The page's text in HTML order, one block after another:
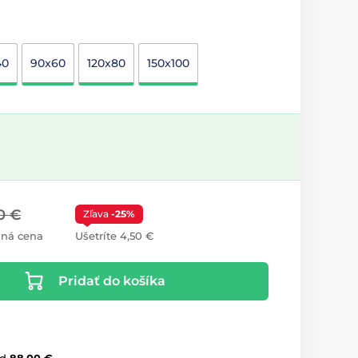
90x60 120x80 150x100
€
cena
Zľava -25%
Ušetríte 4,50 €
Pridať do košíka